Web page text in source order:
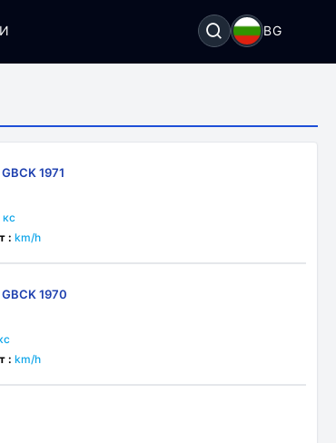
BG
1971
кс
: km/h
1970
: km/h